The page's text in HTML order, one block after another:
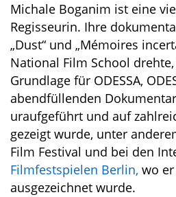
Michale Boganim ist eine
Regisseurin. Ihre
„Dust“ und „Mémoires
National Film School
Grundlage für ODESSA,
abendfüllenden
uraufgeführt und auf
gezeigt wurde, unter
Film Festival und bei den
Filmfestspielen Berlin, wo er
ausgezeichnet wurde.